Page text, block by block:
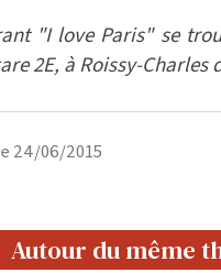
"I love Paris" se
2E, à Roissy-Charles
24/06/2015
Autour du même